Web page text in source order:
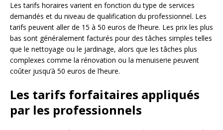
Les tarifs horaires varient en fonction du type de services
demandés et du niveau de qualification du professionnel. Les
tarifs peuvent aller de 15 à 50 euros de l’heure. Les prix les plus
bas sont généralement facturés pour des tâches simples telles
que le nettoyage ou le jardinage, alors que les tâches plus
complexes comme la rénovation ou la menuiserie peuvent
coûter jusqu’à 50 euros de l’heure.
Les tarifs forfaitaires appliqués
par les professionnels